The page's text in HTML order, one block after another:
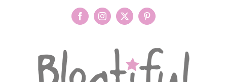
FacebookInstagram
X Pinterest